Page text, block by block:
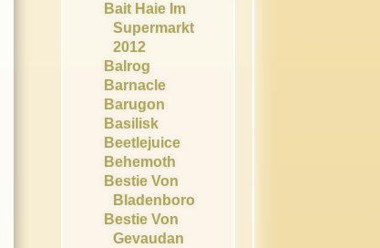
Bait Haie Im
Supermarkt
2012
Balrog
Barnacle
Barugon
Basilisk
Beetlejuice
Behemoth
Bestie Von
Bladenboro
Bestie Von
Gevaudan